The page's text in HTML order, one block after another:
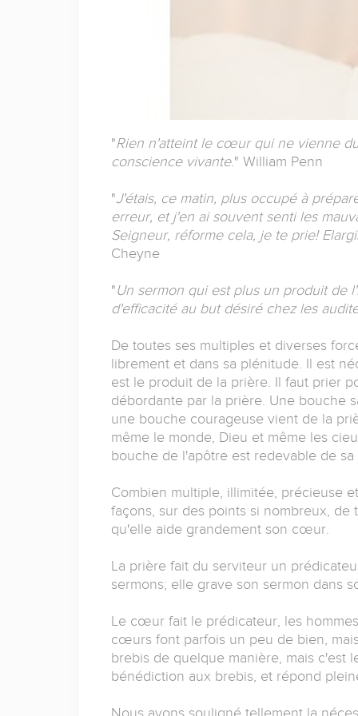
"Rien n'atteint le cœur qui ne vienne
conscience vivante." William Penn
"J'étais, ce matin, plus occupé à
erreur, et j'en ai souvent senti les
Seigneur, réforme cela, je te prie!
Cheyne
"Un sermon qui est plus un produit
d'efficacité au but désiré chez les
De toutes ses multiples et diverses
librement et dans sa plénitude. Il est
est le produit de la prière. Il faut prier
débordante par la prière. Une bouche
une bouche courageuse vient de la
même le monde, Dieu et même les
bouche de l'apôtre est redevable de
Combien multiple, illimitée, précieuse
façons, sur des points si nombreux, de
qu'elle aide grandement son cœur.
La prière fait du serviteur un
sermons; elle grave son sermon dans
Le cœur fait le prédicateur, les
cœurs font parfois un peu de bien,
brebis de quelque manière, mais
bénédiction aux brebis, et répond